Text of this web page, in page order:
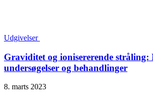
Udgivelser
Graviditet og ionisererende stråling:
undersøgelser og behandlinger
8. marts 2023